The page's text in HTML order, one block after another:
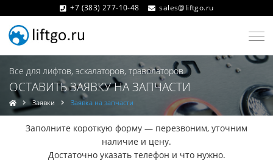
+7 (383) 277-10-48 sales@liftgo.ru
Все для лифтов, эскалаторов, траволаторов
ОСТАВИТЬ ЗАЯВКУ НА ЗАПЧАСТИ
Заявки Заявка на запчасти
Заполните короткую форму — перезвоним, уточним
наличие и цену.
Достаточно указать телефон и что нужно.